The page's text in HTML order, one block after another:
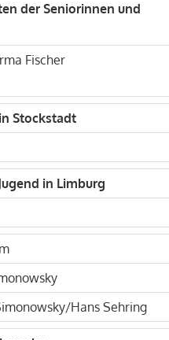
der Seniorinnen und
Fischer
Stockstadt
in Limburg
Hans Sehring